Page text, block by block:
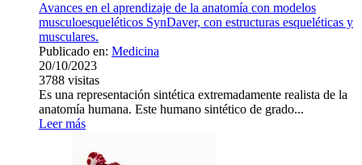
Avances en el aprendizaje de la anatomía con modelos
musculoesqueléticos SynDaver, con estructuras esqueléticas y
musculares.
Publicado en: Medicina
20/10/2023
3788 visitas
Es una representación sintética extremadamente realista de la
anatomía humana. Este humano sintético de grado...
Leer más